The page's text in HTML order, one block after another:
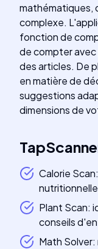
mathématiques,
complexe.
fonction de
de compter
des articles. De
en matière de
suggestions
dimensions de
Calorie
Plant Scan:
conseils
Math